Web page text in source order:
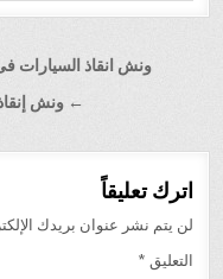
تصفّحونش انقاذ السيارات
← ونش
اترك تعليقاً
لن يتم نشر عنوان بريدك
التعليق *